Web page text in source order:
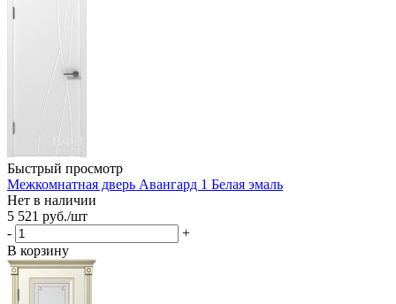
Быстрый просмотр
Межкомнатная дверь Авангард 1 Белая эмаль
Нет в наличии
5 521 руб./шт
-
+
В корзину